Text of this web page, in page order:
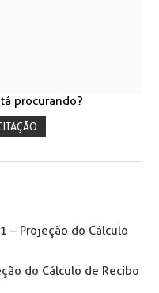
procurando?
– Projeção do Cálculo
do Cálculo de Recibo